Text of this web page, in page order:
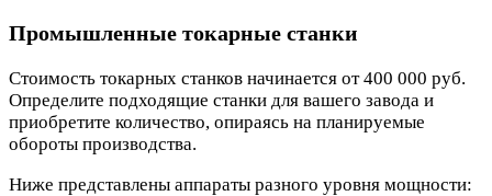
Промышленные токарные станки
Стоимость токарных станков начинается от 400 000 руб.
Определите подходящие станки для вашего завода и
приобретите количество, опираясь на планируемые
обороты производства.
Ниже представлены аппараты разного уровня мощности: